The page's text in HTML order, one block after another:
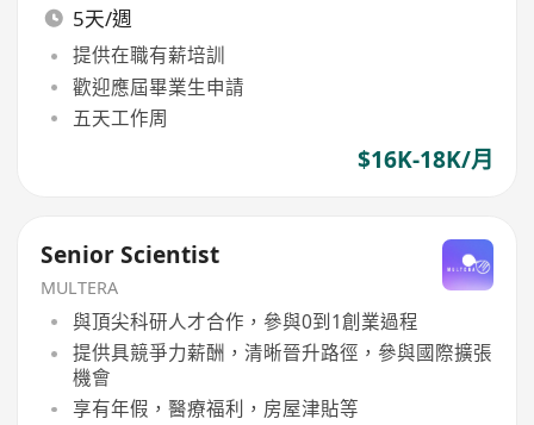
5天/週
提供在職有薪培訓
歡迎應屆畢業生申請
五天工作周
$16K-18K/月
Senior Scientist
MULTERA
與頂尖科研人才合作，參與0到1創業過程
提供具競爭力薪酬，清晰晉升路徑，參與國際擴張
機會
享有年假，醫療福利，房屋津貼等